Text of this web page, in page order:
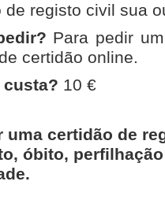
de registo civil sua
Para pedir
certidão online.
custa? 10 €
uma certidão de
óbito,